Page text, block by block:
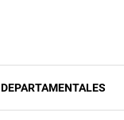
DEPARTAMENTALES